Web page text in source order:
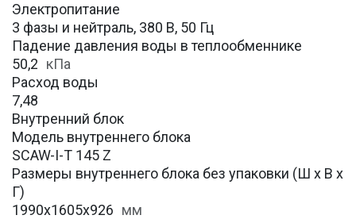
Электропитание
3 фазы и нейтраль, 380 В, 50 Гц
Падение давления воды в теплообменнике
50,2 кПа
Расход воды
7,48
Внутренний блок
Модель внутреннего блока
SCAW-I-T 145 Z
Размеры внутреннего блока без упаковки (Ш х В х
Г)
1990x1605x926 мм